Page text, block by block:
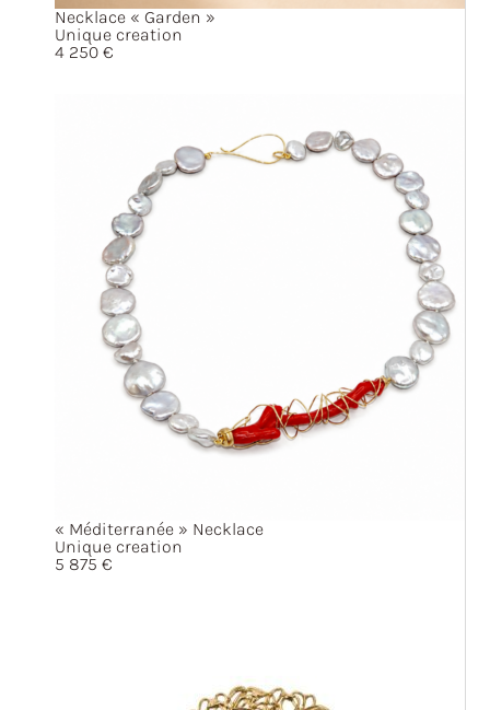
Necklace « Garden »
Unique creation
4 250 €
« Méditerranée » Necklace
Unique creation
5 875 €